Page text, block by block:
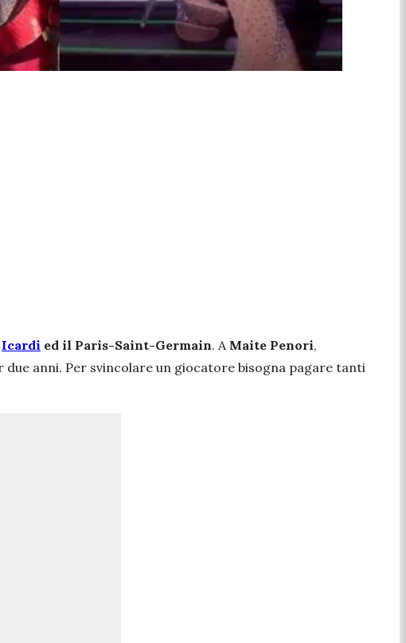
Icardi ed il Paris-Saint-Germain. A Maite Penori,
anni. Per svincolare un giocatore bisogna pagare tanti